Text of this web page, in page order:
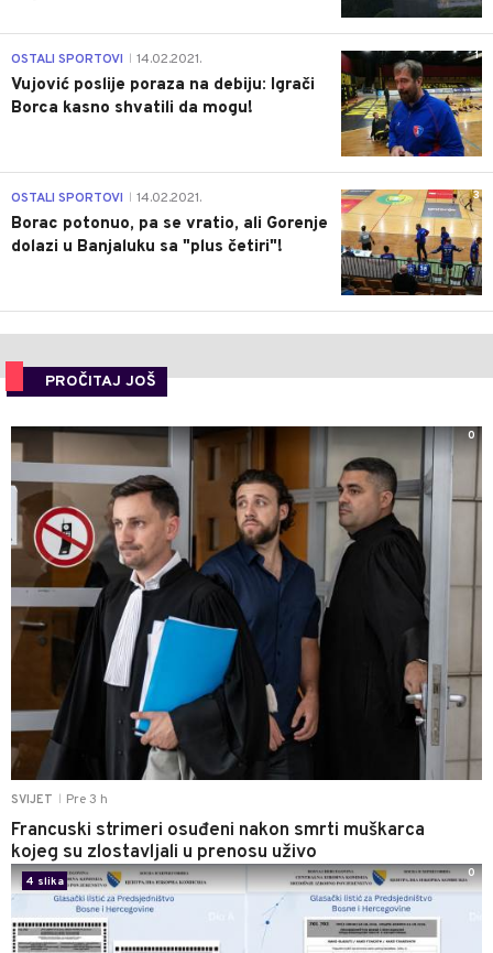
1
OSTALI SPORTOVI 14.02.2021.
Vujović poslije poraza na debiju: Igrači
Borca kasno shvatili da mogu!
3
OSTALI SPORTOVI 14.02.2021.
Borac potonuo, pa se vratio, ali Gorenje
dolazi u Banjaluku sa "plus četiri"!
PROČITAJ JOŠ
SVIJET Pre 3 h
Francuski strimeri osuđeni nakon smrti muškarca
kojeg su zlostavljali u prenosu uživo
0
4 slika
0